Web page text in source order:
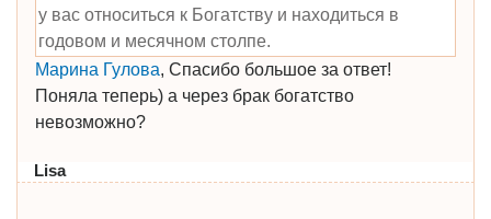
у вас относиться к Богатству и находиться в
годовом и месячном столпе.
Марина Гулова, Спасибо большое за ответ!
Поняла теперь) а через брак богатство
невозможно?
Lisa